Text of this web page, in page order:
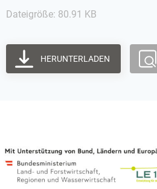
Dateigröße: 80.91 KB
HERUNTERLADEN